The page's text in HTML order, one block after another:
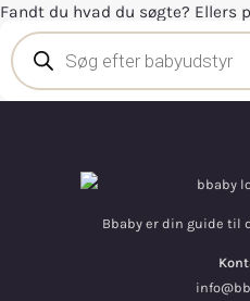
Fandt du hvad du søgte? Ellers
Bbaby er din guide til